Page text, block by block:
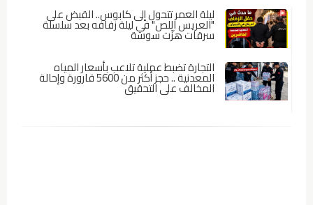
ليلة العمر تتحول إلى كابوس.. القبض على
"العريس اللص" في ليلة زفافه بعد سلسلة
سرقات هزّت سوسة
التجارة تضبط عملية تلاعب بأسعار المياه
المعدنية .. حجز أكثر من 5600 قارورة وإحالة
المخالف على التحقيق